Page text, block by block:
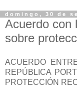
domingo, 30 de
Acuerdo con
sobre
ACUERDO
REPÚBLICA
PROTECCIÓN